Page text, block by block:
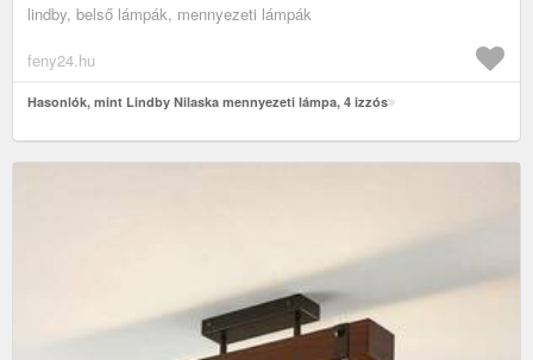
lindby, belső lámpák, mennyezeti lámpák
feny24.hu
Hasonlók, mint Lindby Nilaska mennyezeti lámpa, 4 izzós